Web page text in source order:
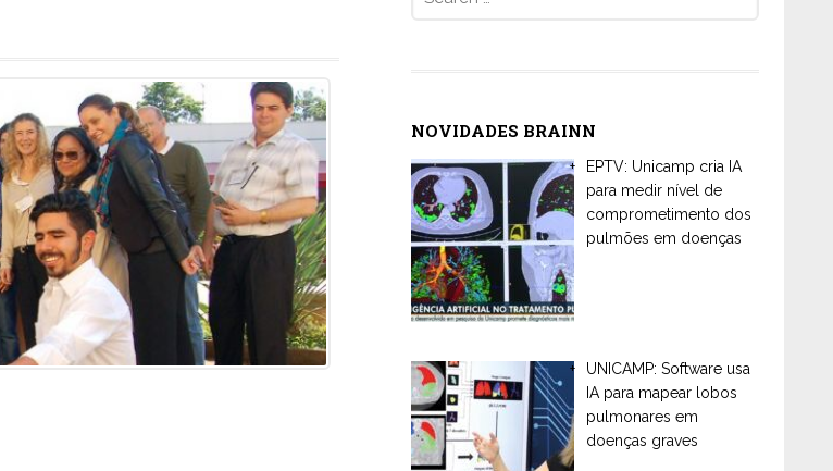
NOVIDADES BRAINN
EPTV: Unicamp cria IA
para medir nível de
comprometimento dos
pulmões em doenças
UNICAMP: Software usa
IA para mapear lobos
pulmonares em
doenças graves